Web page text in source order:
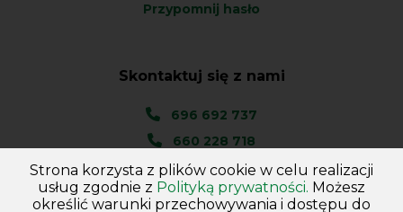
Przypomnij hasło
Skontaktuj się z nami
696 692 737
660 228 718
Ul. Węgierska 1A
46-045 Kotórz Mały
Strona korzysta z plików cookie w celu realizacji
usług zgodnie z Polityką prywatności. Możesz
określić warunki przechowywania i dostępu do